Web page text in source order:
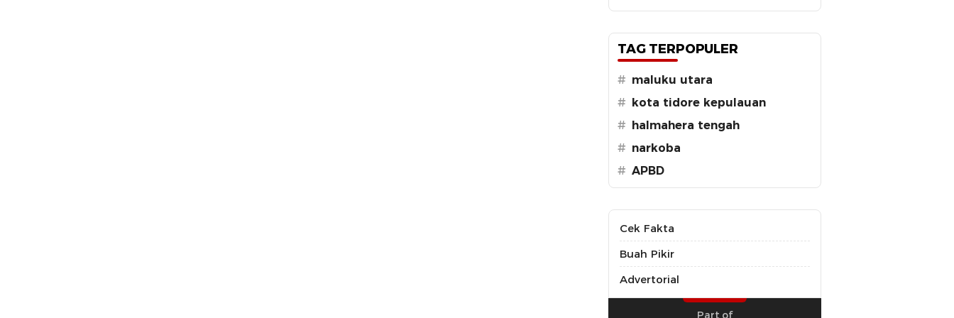
TAG TERPOPULER
# maluku utara
#
kota tidore kepulauan
#
halmahera tengah
# narkoba
# APBD
Cek Fakta
Buah Pikir
Advertorial